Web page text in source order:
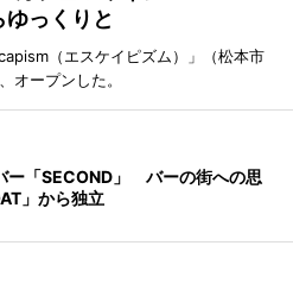
っくりと
（エスケイピズム）」（松本市
オープンした。
ー「SECOND」 バーの街への思
」から独立